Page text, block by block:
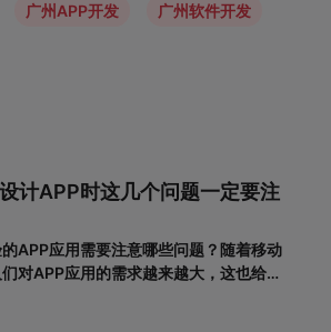
广州APP开发 广州软件开发
计APP时这几个问题一定要注
APP应用需要注意哪些问题？随着移动
对APP应用的需求越来越大，这也给企
展机会。当然，并不仅仅是开发APP应